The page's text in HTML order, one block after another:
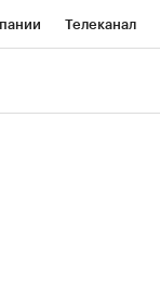
Телеканал